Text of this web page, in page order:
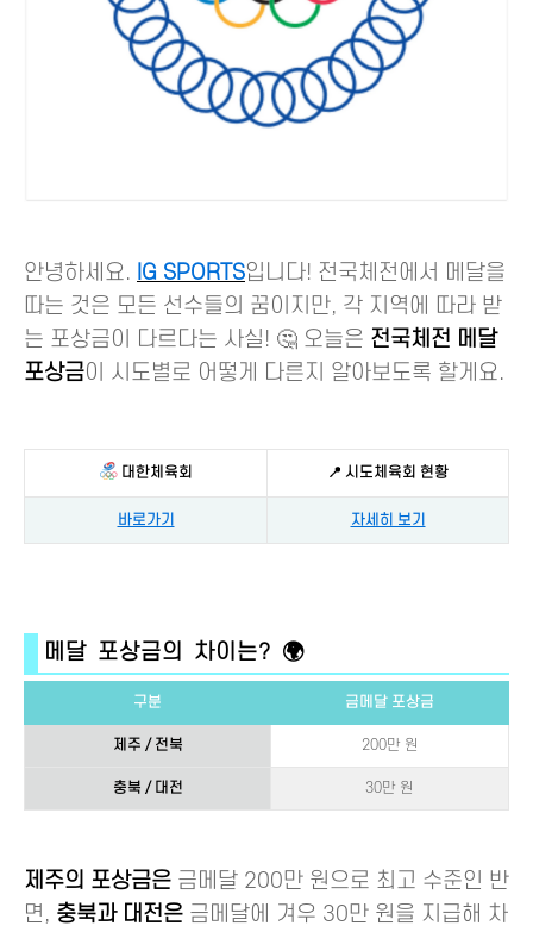
안녕하세요. IG SPORTS입니다! 전국체전에서 메달을
따는 것은 모든 선수들의 꿈이지만, 각 지역에 따라 받
는 포상금이 다르다는 사실! 🤔 오늘은 전국체전 메달
포상금이 시도별로 어떻게 다른지 알아보도록 할게요.
대한체육회 📍 시도체육회 현황
바로가기 자세히 보기
메달 포상금의 차이는? 🌍
구분 금메달 포상금
제주 / 전북 200만 원
충북 / 대전 30만 원
제주의 포상금은 금메달 200만 원으로 최고 수준인 반
면, 충북과 대전은 금메달에 겨우 30만 원을 지급해 차